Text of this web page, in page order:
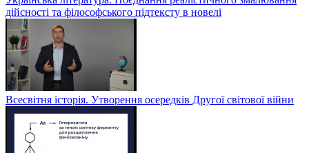
дійсності та філософського підтексту в новелі
Всесвітня історія. Утворення осередків Другої світової війни